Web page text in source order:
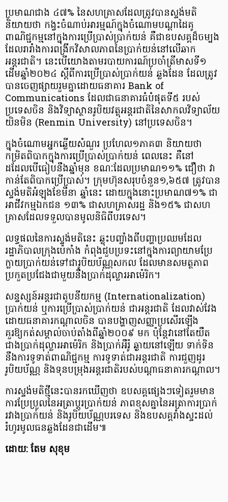
ប្រមាណជាង ៤៧% នៃសហគ្រាសដែលត្រូវបានស្ទង់មតិ
និយាយថា កង្វះចំណាប់អារម្មណ៍ក្នុងចំណោមបណ្ដាដៃគូ
ពាណិជ្ជកម្មនៅក្នុងការប្រើប្រាស់ប្រាក់យន់ គឺជាឧបសគ្គដ៏ចម្បង
ដែលរារាំងការពង្រីកវិសាលភាពនៃប្រាក់យន់នៅលើឆាក
អន្តរជាតិ។ នេះបើយោងតាមរបាយការណ៍ប្រចាំត្រីមាសទី១
ដើមឆ្នាំ២០២៤ ស្ដីពីការប្រើប្រាស់ប្រាក់យន់ ឆ្លងដែន ដែលត្រូវ
បានចេញផ្សាយរួមគ្នាដោយធនាគារ Bank of
Communications ដែលជាធនាគារធំបំផុតទី៥ របស់
ប្រទេសចិន និងវិទ្យាស្ថានរូបិយវត្ថុអន្តរជាតិនៃសាកលវិទ្យាល័យ
យិនមិន (Renmin University) នៅប្រទេសចិន។
ក្នុងចំណោមអ្នកឆ្លើយសំណួរ ប្រហែល១ភាគ៣​ និយាយថា
កម្រិតពិបាកក្នុងការប្រើប្រាស់ប្រាក់យន់ ពេលនេះ គឺនៅ
ដដែលបើធៀបនឹងឆ្នាំមុន ខណៈដែលប្រមាណ១១% ជឿថា វា
កាន់តែពិបាកប្រើប្រាស់​។ ក្រុមហ៊ុនសរុបចំនួន១,៦៥៧​ ត្រូវបាន
ស្ទង់មតិអំឡុងខែមីនា ឆ្នាំនេះ ដោយក្នុងនោះប្រមាណ៧១% ជា
អាជីវកម្មឯកជន ១៣% ជាសហគ្រាសរដ្ឋ និង១៥% ជាសហ
គ្រាសដែលទទួលបានមូលនិធិពីបរទេស​។
លទ្ធផលនៃការស្ទង់មតិនេះ ឆ្លុះបញ្ចាំងពីបញ្ហាប្រឈមដែល
រដ្ឋាភិបាលក្រុងប៉េកាំង កំពុងជួបប្រទះនៅក្នុងការព្យាយាមប្រែ
ក្លាយប្រាក់យន់ទៅជារូបិយប័ណ្ណសកល ដែលមានសមត្ថភាព
ប្រកួតប្រជែងជាមួយនឹងប្រាក់ដុល្លារអាម៉េរិក។
សន្ទស្សន៍អន្តរជាតូបនីយកម្ម (Internationalization)
ប្រាក់យន់ ឬការប្រើប្រាស់ប្រាក់យន់ ជាអន្តរជាតិ ដែលវាស់វែង
ដោយធនាគារកណ្ដាលចិន បានបង្ហាញសញ្ញាប្រសើរឡើង
គួរឱ្យកត់សម្គាល់ចាប់តាំងពីឆ្នាំ២០០៩ មក ប៉ុន្តែវានៅតែយឺត
ជាងប្រាក់ដុល្លារអាម៉េរិក និងប្រាក់អឺរ៉ូ ឆ្ងាយនៅឡើយ ទាក់ទិន
នឹងការទូទាត់ពាណិជ្ជកម្ម ការទូទាត់ជាអន្តរជាតិ ការជួញដូរ
រូបិយប័ណ្ណ និងទុនបម្រុងអន្តរជាតិរបស់បណ្ដាធនាគារកណ្តាល។
ការស្ទង់មតិថ្មីនេះបានរកឃើញថា ឧបសគ្គផ្សេងៗទៀតរួមមាន
ការប្រែប្រួលនៃអត្រាប្តូរប្រាក់យន់ ភាពខុសគ្នានៃអត្រាការប្រាក់
រវាងប្រាក់យន់ និងរូបិយប័ណ្ណបរទេស និងឧបសគ្គរាំងស្ទះដល់
រំហូរមូលធនឆ្លងដែនជាដើម៕
ដោយ: តែម សុខុម